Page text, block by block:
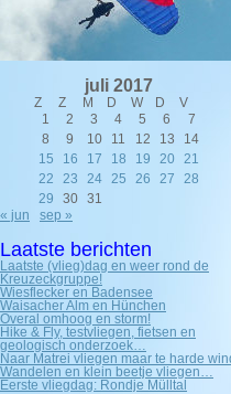
juli 2017
Z Z M D W D
V
1
2 3 4 5 6
7
8
9 10 11 12 13
14
15
16 17 18 19 20
21
22
23 24 25 26 27
28
29
30
31
« jun
sep »
Laatste berichten
Laatste (vlieg)dag en weer rond de
Kreuzeckgruppe!
Wiesflecker en Badensee
Waisacher Alm en Hünchen
Overal omhoog en storm!
Hike & Fly, testvliegen, fietsen en
geologisch onderzoek…
Naar Matrei vliegen maar te harde
Wandelen en klein beetje vliegen…
Eerste vliegdag: Rondje Mülltal